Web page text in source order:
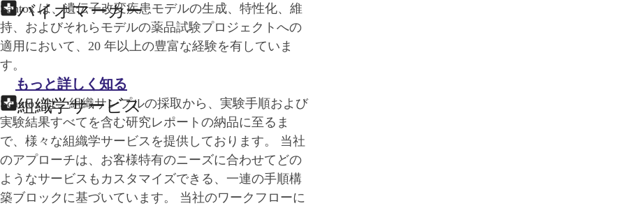
バイオマーカー
Santox は、遺伝子改変疾患モデルの生成、特性化、維
持、およびそれらモデルの薬品試験プロジェクトへの
適用において、20 年以上の豊富な経験を有していま
す。
もっと詳しく知る
組織学サービス
Scantox は、組織サンプルの採取から、実験手順および
実験結果すべてを含む研究レポートの納品に至るま
で、様々な組織学サービスを提供しております。 当社
のアプローチは、お客様特有のニーズに合わせてどの
ようなサービスもカスタマイズできる、一連の手順構
築ブロックに基づいています。 当社のワークフローに